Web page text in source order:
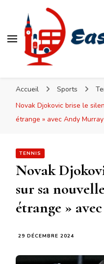
Accueil Sports
Novak Djokovic brise le
étrange » avec Andy Murray
TENNIS
Novak
sur sa
étrange »
29 DÉCEMBRE 2024